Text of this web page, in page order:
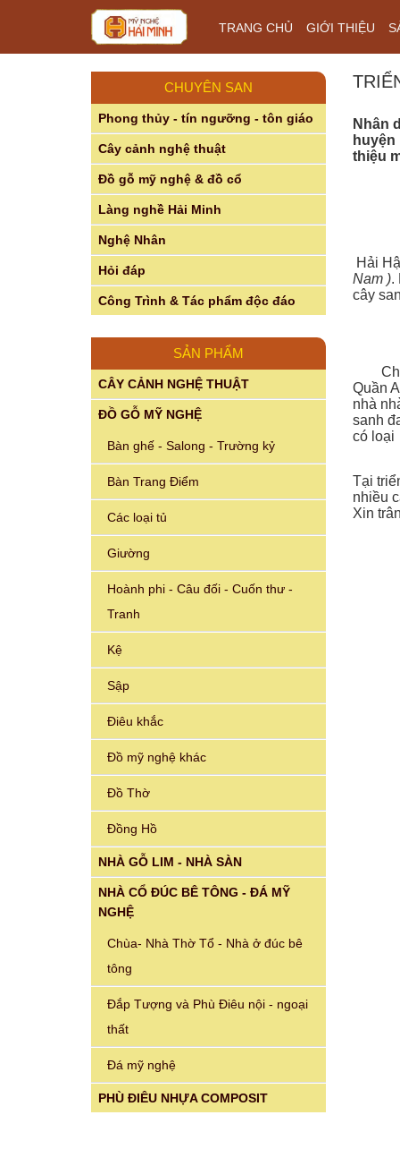
TRANG CHỦ GIỚI THIỆU
CHUYÊN SAN
Phong thủy - tín ngưỡng - tôn giáo
Cây cảnh nghệ thuật
Đồ gỗ mỹ nghệ & đồ cổ
Làng nghề Hải Minh
Nghệ Nhân
Hỏi đáp
Công Trình & Tác phẩm độc đáo
SẢN PHẨM
CÂY CẢNH NGHỆ THUẬT
ĐỒ GỖ MỸ NGHỆ
Bàn ghế - Salong - Trường kỷ
Bàn Trang Điểm
Các loại tủ
Giường
Hoành phi - Câu đối - Cuốn thư -
Tranh
Kệ
Sập
Điêu khắc
Đồ mỹ nghệ khác
Đồ Thờ
Đồng Hồ
NHÀ GỖ LIM - NHÀ SÀN
NHÀ CỔ ĐÚC BÊ TÔNG - ĐÁ MỸ
NGHỆ
Chùa- Nhà Thờ Tổ - Nhà ở đúc bê
tông
Đắp Tượng và Phù Điêu nội - ngoại
thất
Đá mỹ nghệ
PHÙ ĐIÊU NHỰA COMPOSIT
Nhân
huyện
thiệu
Hải
Nam ).
cây
Chơi
Quần
nhà
sanh
có loại
Tại
nhiều
Xin